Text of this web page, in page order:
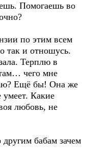
Помогаешь во
по этим всем
так и отношусь.
Терплю в
чего мне
Ещё бы! Она же
умеет. Какие
любовь, не
бабам зачем